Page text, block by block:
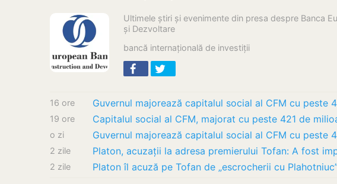
Ultimele știri și evenimente din presa despre Banca
și Dezvoltare
bancă internațională de investiții
16 ore
19 ore
o zi
2 zile
2 zile